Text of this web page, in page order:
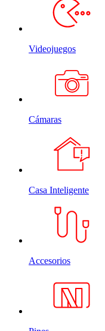
Videojuegos
Cámaras
Casa Inteligente
Accesorios